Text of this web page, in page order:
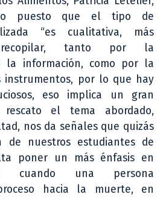
puesto que el tipo de
“es cualitativa, más
tanto por la
la información, como por la
instrumentos, por lo que hay
eso implica un gran
rescato el tema abordado,
nos da señales que quizás
de nuestros estudiantes de
poner un más énfasis en
cuando una persona
hacia la muerte, en